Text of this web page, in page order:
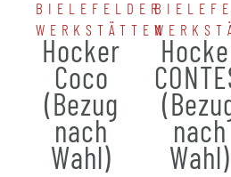
BIELEFELDER
WERKSTÄTTEN
Hocker
Coco
(Bezug
nach
Wahl)
nach
Wahl)